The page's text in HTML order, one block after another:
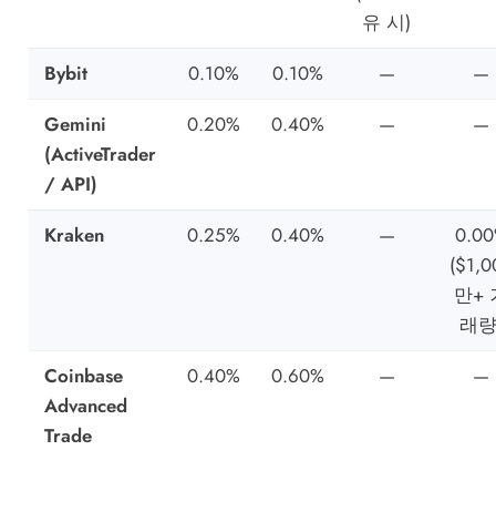
유 시)
Bybit
0.10% 0.10% —
—
Gemini
(ActiveTrader
/ API)
0.20% 0.40% — —
Kraken 0.25% 0.40% —
만+
래
Coinbase
Advanced
Trade
0.40% 0.60% — —